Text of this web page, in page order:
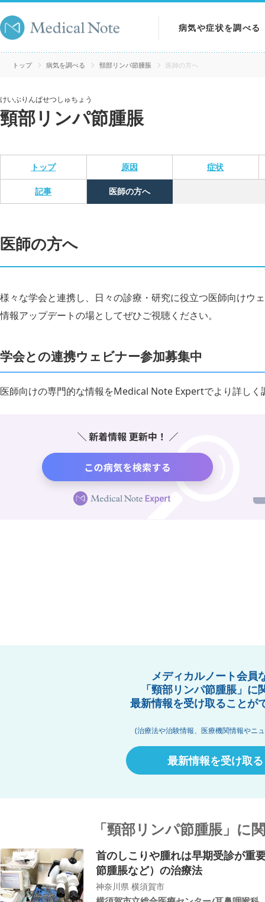
病気や症状を調べる
病気を調べる
トップ 病気を調べる 頸部リンパ節腫脹 医師の方へ
けいぶりんぱせつしゅちょう
頸部リンパ節腫脹
トップ 原因 症状
記事 医師の方へ
医師の方へ
様々な学会と連携し、日々の診療・研究に役立つ医師向けウ
情報アップデートの場としてぜひご視聴ください。
学会との連携ウェビナー参加募集中
医師向けの専門的な情報をMedical Note Expertでより詳しく
メディカルノート会員
「頸部リンパ節腫脹」に
最新情報を受け取ることが
(治療法や治験情報、医療機関情報やニ
最新情報を受け取る
「頸部リンパ節腫脹」に
首のしこりや腫れは早期受診が
節腫脹など）の治療法
神奈川県 横須賀市